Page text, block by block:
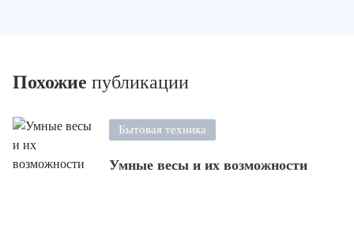
Похожие публикации
Бытовая техника
Умные весы и их возможности